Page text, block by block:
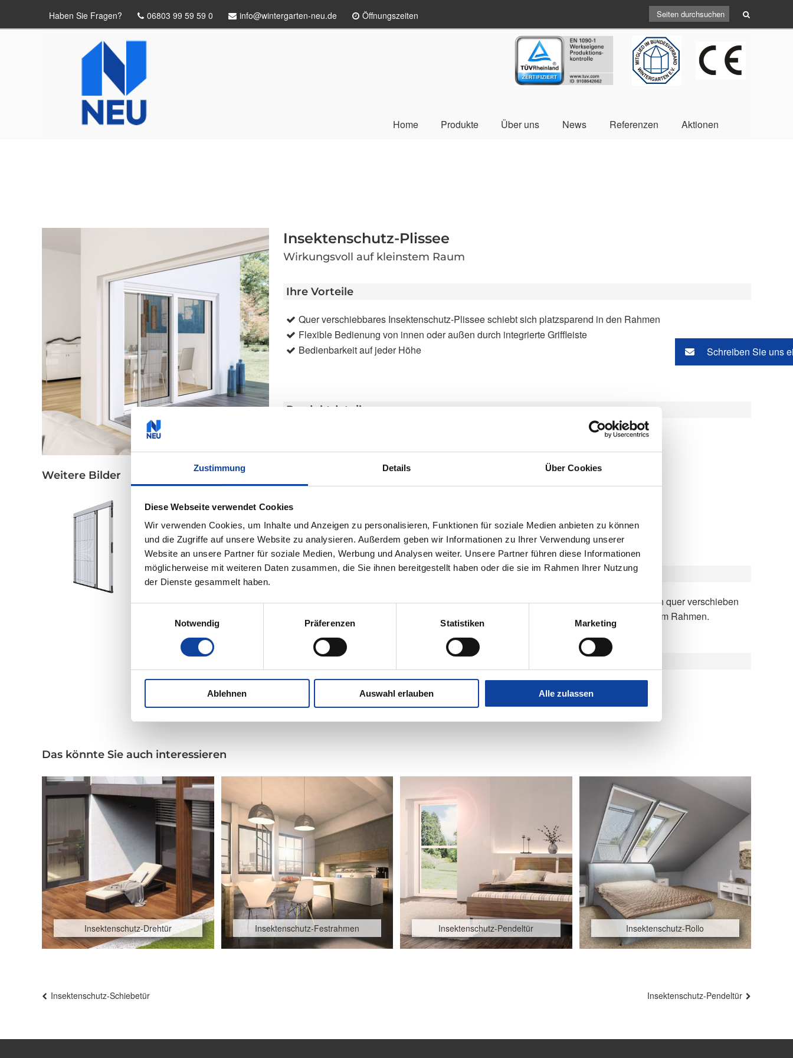
Zustimmung Details Über Cookies
Diese Webseite verwendet Cookies
Wir verwenden Cookies, um Inhalte und Anzeigen zu personalisieren, Funktionen für soziale Medien anbieten zu können
und die Zugriffe auf unsere Website zu analysieren. Außerdem geben wir Informationen zu Ihrer Verwendung unserer
Website an unsere Partner für soziale Medien, Werbung und Analysen weiter. Unsere Partner führen diese Informationen
möglicherweise mit weiteren Daten zusammen, die Sie ihnen bereitgestellt haben oder die sie im Rahmen Ihrer Nutzung
der Dienste gesammelt haben.
Notwendig
Präferenzen Statistiken Marketing
Ablehnen Auswahl erlauben Alle zulassen
Haben Sie Fragen? 06803 99 59 59 0 info@wintergarten-neu.de Öffnungszeiten
Home Produkte Über uns News Referenzen Aktionen
Insektenschutz-Plissee
Wirkungsvoll auf kleinstem Raum
Ihre Vorteile
Quer verschiebbares Insektenschutz-Plissee schiebt sich platzsparend in den Rahmen
Flexible Bedienung von innen oder außen durch integrierte Griffleiste
Bedienbarkeit auf jeder Höhe
Produktdetails
max. Höhe: 2.600 mm
Bedienung: Manuelles Verschieben des Insektenschutz-Plissees
Produktbeschreibung
Auch mit kleinen Balkonen oder Terrassen können
Insektenschutz-Plissee lässt sich quer verschieben
und verschwindet platzsparend im Rahmen.
Weitere Informationen zu Ausstattungsextras Insektenschutz
Weitere Bilder
Das könnte Sie auch interessieren
Insektenschutz-Drehtür Insektenschutz-Festrahmen Insektenschutz-Pendeltür Insektenschutz-Rollo
Beitragsnavigation
Insektenschutz-Schiebetür Insektenschutz-Pendeltür
TÜV CE
Schreiben Sie uns